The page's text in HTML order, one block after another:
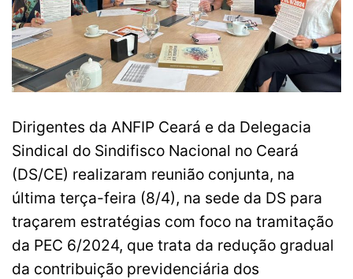
Dirigentes da ANFIP Ceará e da Delegacia
Sindical do Sindifisco Nacional no Ceará
(DS/CE) realizaram reunião conjunta, na
última terça-feira (8/4), na sede da DS para
traçarem estratégias com foco na tramitação
da PEC 6/2024, que trata da redução gradual
da contribuição previdenciária dos